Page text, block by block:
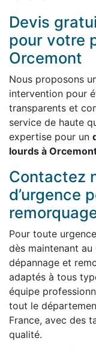
Devis
pour votre
Orcemont
Nous proposons
intervention pour
transparents et
service de haute
expertise pour un
lourds à
Contactez
d’urgence
Pour toute
dès maintenant
dépannage et
adaptés à tous
équipe
tout le
France, avec des
qualité.